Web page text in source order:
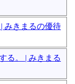
みきまるの優待
る。 | みきまる